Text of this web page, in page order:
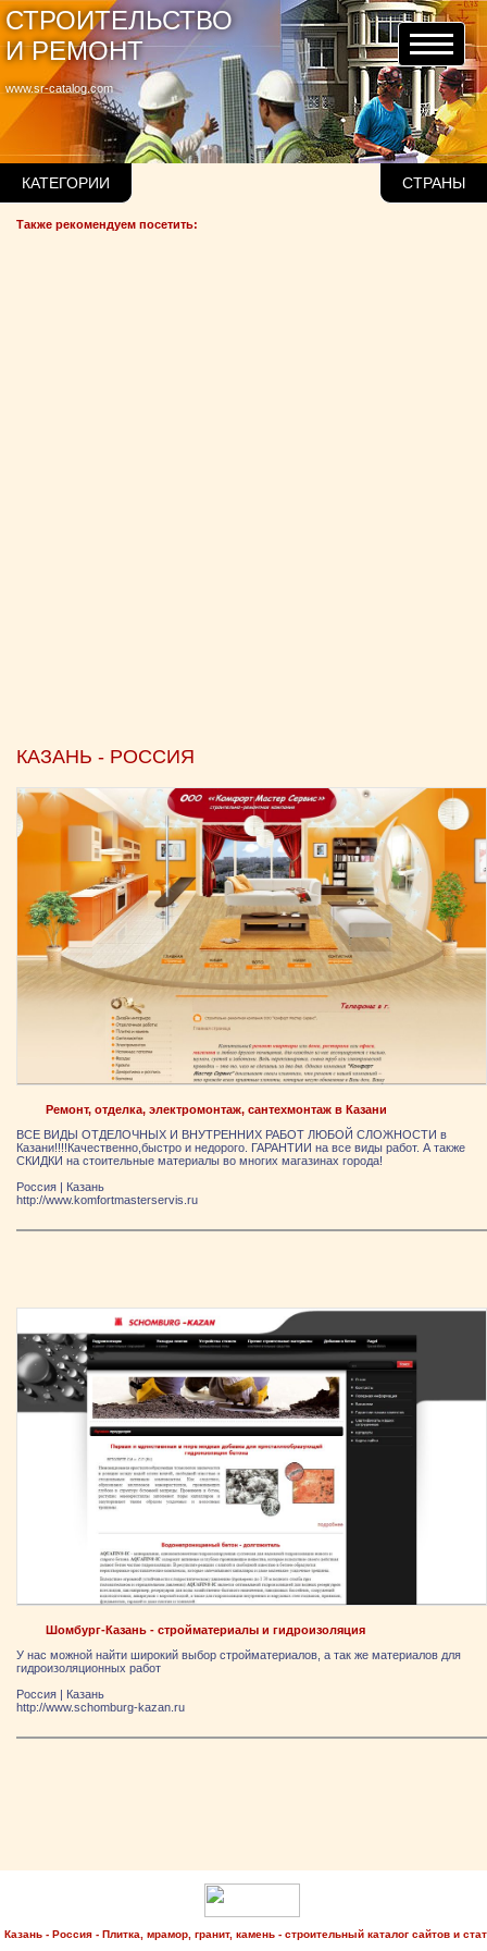
www.sr-catalog.com
СТРОИТЕЛЬСТВО
И РЕМОНТ
КАТЕГОРИИ СТРАНЫ
Также рекомендуем посетить:
КАЗАНЬ - РОССИЯ
Ремонт, отделка, электромонтаж, сантехмонтаж в Казани
ВСЕ ВИДЫ ОТДЕЛОЧНЫХ И ВНУТРЕННИХ РАБОТ ЛЮБОЙ СЛОЖНОСТИ в
Казани!!!!Качественно,быстро и недорого. ГАРАНТИИ на все виды работ. А также
СКИДКИ на стоительные материалы во многих магазинах города!
Россия | Казань
http://www.komfortmasterservis.ru
Шомбург-Казань - стройматериалы и гидроизоляция
У нас можной найти широкий выбор стройматериалов, а так же материалов для
гидроизоляционных работ
Россия | Казань
http://www.schomburg-kazan.ru
Казань - Россия - Плитка, мрамор, гранит, камень - строительный каталог сайтов и